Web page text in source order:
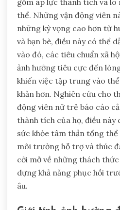
thể. Những vận động viên
những kỳ vọng cao hơn từ
và bạn bè, điều này có thể
vào đó, các tiêu chuẩn xã
ảnh hưởng tiêu cực đến
khiến việc tập trung vào
khăn hơn. Nghiên cứu cho
động viên nữ trẻ báo cáo
thành tích của họ, điều này
sức khỏe tâm thần tổng thể
môi trường hỗ trợ và thúc
cởi mở về những thách
dựng khả năng phục hồi
âu.